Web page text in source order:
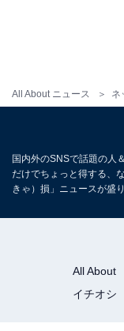
All About ニュース ネ
国内外のSNSで話題の人
だけでちょっと得する、
きゃ）損」ニュースが盛
All About
イチオシ